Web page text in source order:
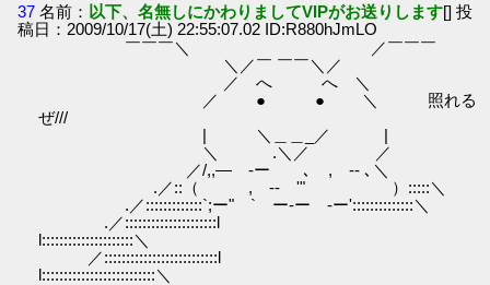
37 名前： 以下、名無しにかわりましてVIPがお送りします[] 投
稿日：2009/10/17(土) 22:55:07.02 ID:R880hJmLO
￣￣￣＼ ／￣￣￣
＼／￣ ￣￣＼／
／ へ へ ＼
／ ● ● ＼ 照れる
ぜ///
| ＼＿＿_／ |
＼ .＼／ ／
／/,,― -ー ､ , -‐ ､＼
.／::（ , -‐ '" ）:::::＼
.／:::::::::::::`;ー" ` ー-ー -ー'::::::::::::::＼
.／:::::::::::::::::::::l
l:::::::::::::::::::::＼
／::::::::::::::::::::::::::l
l::::::::::::::::::::::::::＼